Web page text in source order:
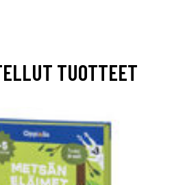
TUOTTEET